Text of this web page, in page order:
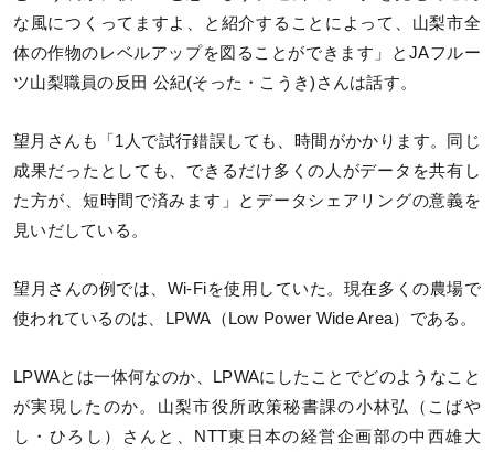
な風につくってますよ、と紹介することによって、山梨市全
体の作物のレベルアップを図ることができます」とJAフルー
ツ⼭梨職員の反田 公紀(そった・こうき)さんは話す。
望月さんも「1人で試行錯誤しても、時間がかかります。同じ
成果だったとしても、できるだけ多くの人がデータを共有し
た方が、短時間で済みます」とデータシェアリングの意義を
見いだしている。
望月さんの例では、Wi-Fiを使用していた。現在多くの農場で
使われているのは、LPWA（Low Power Wide Area）である。
LPWAとは一体何なのか、LPWAにしたことでどのようなこと
が実現したのか。山梨市役所政策秘書課の小林弘（こばや
し・ひろし）さんと、NTT東日本の経営企画部の中西雄大